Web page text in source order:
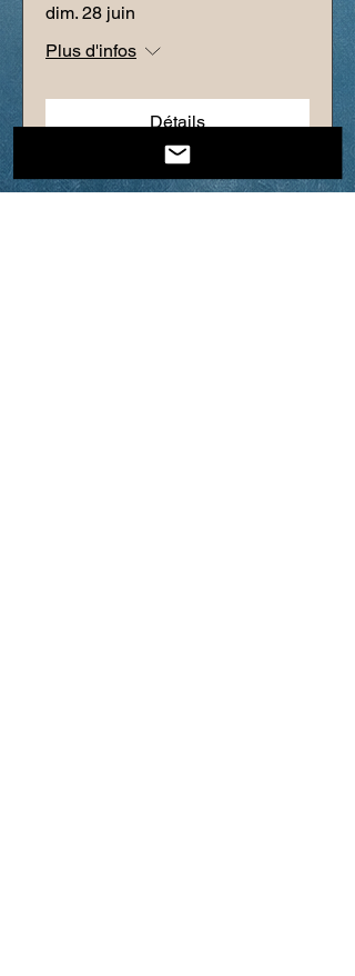
dim. 28 juin
Plus d'infos
Détails